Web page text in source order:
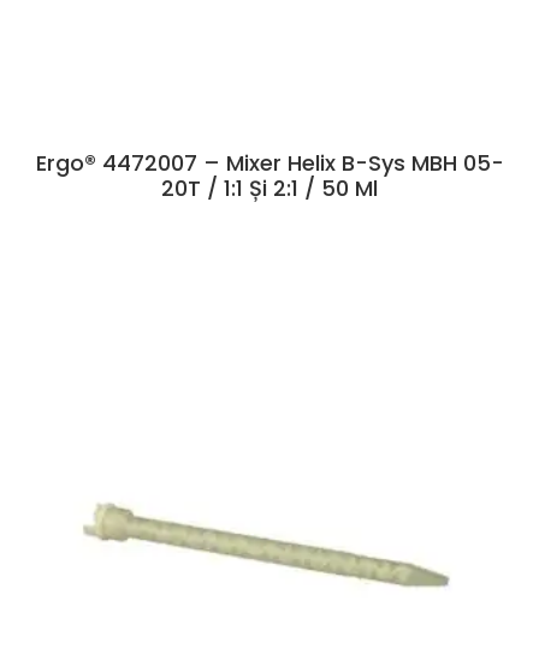
Ergo® 4472007 – Mixer Helix B-Sys MBH 05-
20T / 1:1 Și 2:1 / 50 Ml